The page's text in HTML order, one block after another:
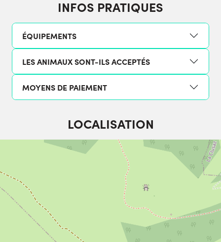
INFOS PRATIQUES
ÉQUIPEMENTS
LES ANIMAUX SONT-ILS ACCEPTÉS
MOYENS DE PAIEMENT
LOCALISATION